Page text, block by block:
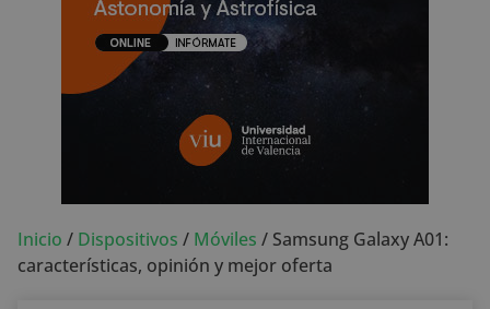
Inicio / Dispositivos / Móviles / Samsung Galaxy A01:
características, opinión y mejor oferta